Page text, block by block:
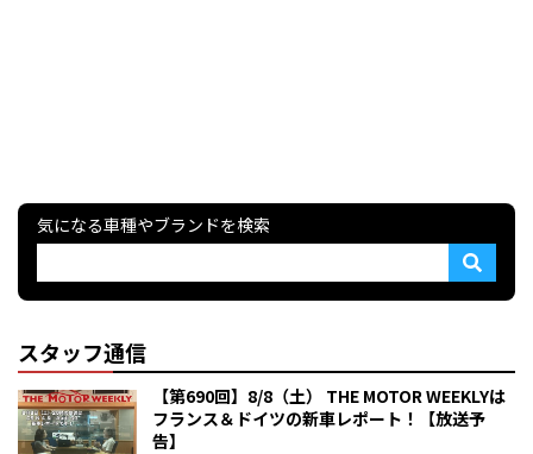
気になる車種やブランドを検索
スタッフ通信
【第690回】8/8（土） THE MOTOR WEEKLYは
フランス＆ドイツの新車レポート！【放送予
告】